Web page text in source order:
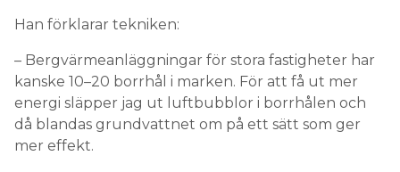
Han förklarar tekniken:
– Bergvärmeanläggningar för stora fastigheter har
kanske 10–20 borrhål i marken. För att få ut mer
energi släpper jag ut luftbubblor i borrhålen och
då blandas grundvattnet om på ett sätt som ger
mer effekt.